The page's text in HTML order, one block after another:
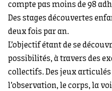
compte pas moins de 98
Des stages découvertes
deux fois par an.
L’objectif étant de se
possibilités, à travers des
collectifs. Des jeux articulés
l’observation, le corps, la